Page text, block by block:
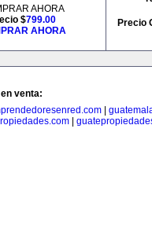
AHORA
$799.00
AHORA
Precio
venta:
|
|